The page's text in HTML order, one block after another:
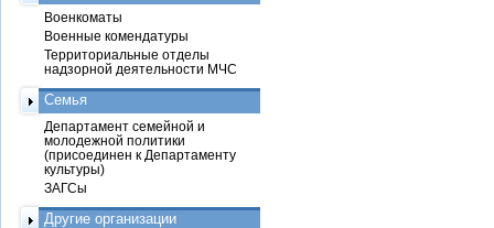
Военкоматы
Военные комендатуры
Территориальные отделы
надзорной деятельности МЧС
Семья
Департамент семейной и
молодежной политики
(присоединен к Департаменту
культуры)
ЗАГСы
Другие организации